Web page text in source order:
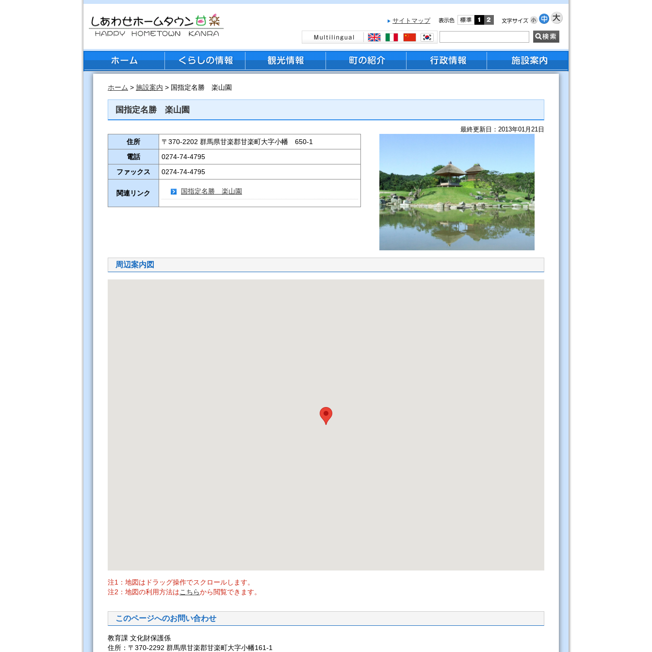
サイトマップ
ホーム > 施設案内 > 国指定名勝 楽山園
国指定名勝 楽山園
最終更新日：2013年01月21日
住所
〒370-2202 群馬県甘楽郡甘楽町大字小幡 650-1
電話
0274-74-4795
ファックス
0274-74-4795
関連リンク 国指定名勝 楽山園
周辺案内図
注1：地図はドラッグ操作でスクロールします。
注2：地図の利用方法はこちらから閲覧できます。
このページへのお問い合わせ
教育課 文化財保護係
住所：〒370-2292 群馬県甘楽郡甘楽町大字小幡161-1